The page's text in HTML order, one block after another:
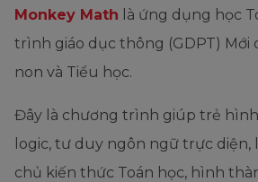
Monkey Math là ứng dụng học
trình giáo dục thông (GDPT) Mới
non và Tiểu học.
Đây là chương trình giúp trẻ
logic, tư duy ngôn ngữ trực diện,
chủ kiến thức Toán học, hình